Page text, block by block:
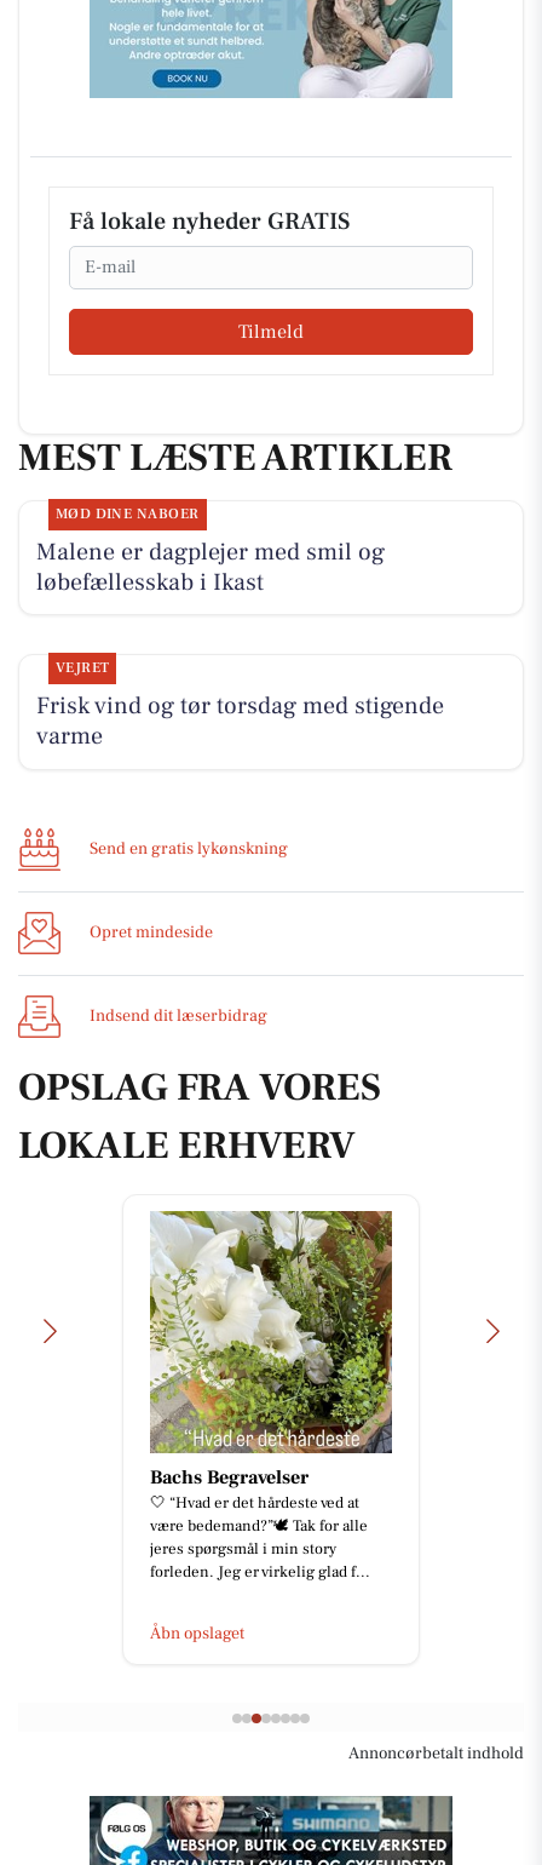
Få lokale nyheder GRATIS
Email
Tilmeld
MEST LÆSTE ARTIKLER
MØD DINE NABOER
Malene er dagplejer med smil og
løbefællesskab i Ikast
VEJRET
Frisk vind og tør torsdag med stigende
varme
Send en gratis lykønskning
Opret mindeside
Indsend dit læserbidrag
OPSLAG FRA VORES
LOKALE ERHVERV
Bachs Begravelser
🤍 “Hvad er det hårdeste ved at
være bedemand?”🕊️ Tak for alle
jeres spørgsmål i min story
forleden. Jeg er virkelig glad f...
Åbn opslaget
Annoncørbetalt indhold